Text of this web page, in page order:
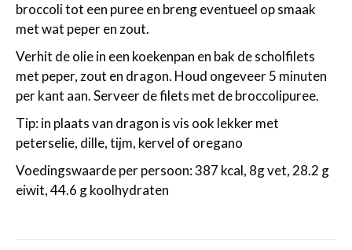
broccoli tot een puree en breng eventueel op smaak
met wat peper en zout.
Verhit de olie in een koekenpan en bak de scholfilets
met peper, zout en dragon. Houd ongeveer 5 minuten
per kant aan. Serveer de filets met de broccolipuree.
Tip: in plaats van dragon is vis ook lekker met
peterselie, dille, tijm, kervel of oregano
Voedingswaarde per persoon: 387 kcal, 8g vet, 28.2 g
eiwit, 44.6 g koolhydraten